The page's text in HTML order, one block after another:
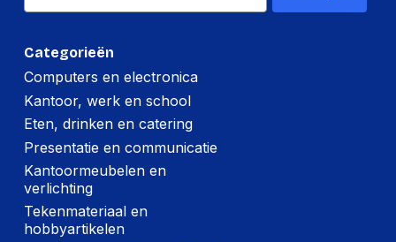
Categorieën
Computers en electronica
Kantoor, werk en school
Eten, drinken en catering
Presentatie en communicatie
Kantoormeubelen en
verlichting
Tekenmateriaal en
hobbyartikelen